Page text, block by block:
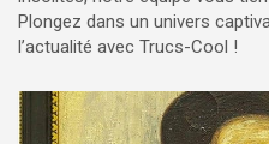
Plongez dans un univers
l’actualité avec Trucs-Cool !